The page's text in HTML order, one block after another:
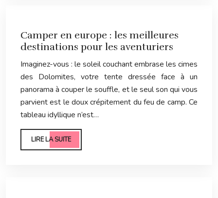
Camper en europe : les meilleures
destinations pour les aventuriers
Imaginez-vous : le soleil couchant embrase les cimes
des Dolomites, votre tente dressée face à un
panorama à couper le souffle, et le seul son qui vous
parvient est le doux crépitement du feu de camp. Ce
tableau idyllique n’est…
LIRE LA SUITE